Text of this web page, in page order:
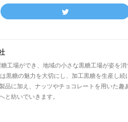
工場ができ、地域の小さな黒糖工場が姿を
黒糖の魅力を大切にし、加工黒糖を生産し
品に加え、ナッツやチョコレートを用いた
と紡いでいきます。